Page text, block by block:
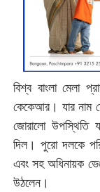
বিশ্ব বাংলা মেলা
কেকেআর। যার নাম
জোরালো উপস্থিতি
দিল। পুরো দলকে
এবং সহ অধিনায়ক
উঠলেন।